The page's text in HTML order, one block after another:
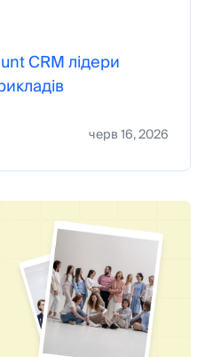
CRM лідери
черв 16, 2026